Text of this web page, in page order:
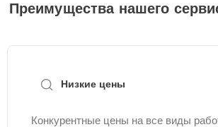
Преимущества нашего
Низкие цены
Конкурентные цены на все виды